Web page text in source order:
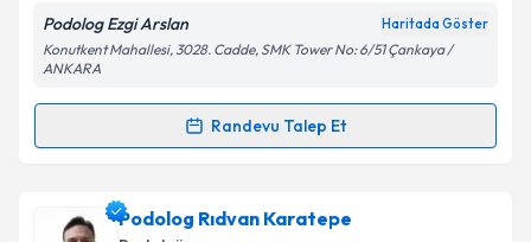
Kişisel verilerimin işlenmesine ilişkinAydınlatma
kapsamda işlenmesini kabul ediyorum.
Podolog Ezgi Arslan Haritada Göster
Konutkent Mahallesi, 3028. Cadde, SMK Tower No: 6/51 Çankaya /
ANKARA
Randevu Talep Et
Randevu Takvimi Talebi
Podolog Ezgi Arslaniçin randevu takvimi talebi
Podolog Rıdvan Karatepe